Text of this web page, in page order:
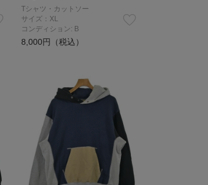
Tシャツ・カットソー
サイズ：XL
コンディション: B
8,000円（税込）